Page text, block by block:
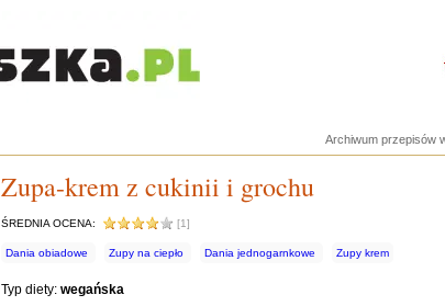
Archiwum przepisów
Zupa-krem z cukinii i grochu
ŚREDNIA OCENA: [1]
Dania obiadowe Zupy na ciepło Dania jednogarnkowe Zupy krem
Typ diety: wegańska